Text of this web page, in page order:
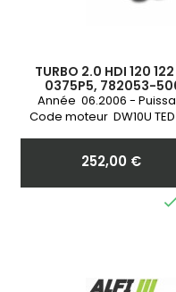
TURBO 2.0 HDI 120
0375P5, 782053-
Année 06.2006 -
Code moteur DW10U
Prix
252,00 €